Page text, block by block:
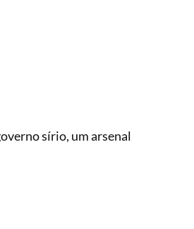
sírio, um arsenal